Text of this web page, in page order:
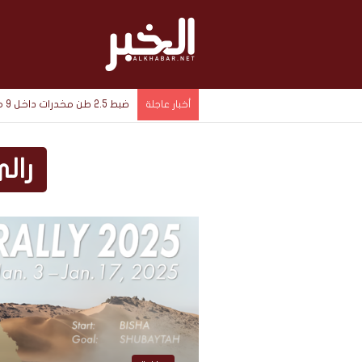
أخبار عاجلة ضبط 2.5 طن مخدرات داخل 9 مخازن سرية في الإسماعيلية بقيمة 1.4 مليار جنيه